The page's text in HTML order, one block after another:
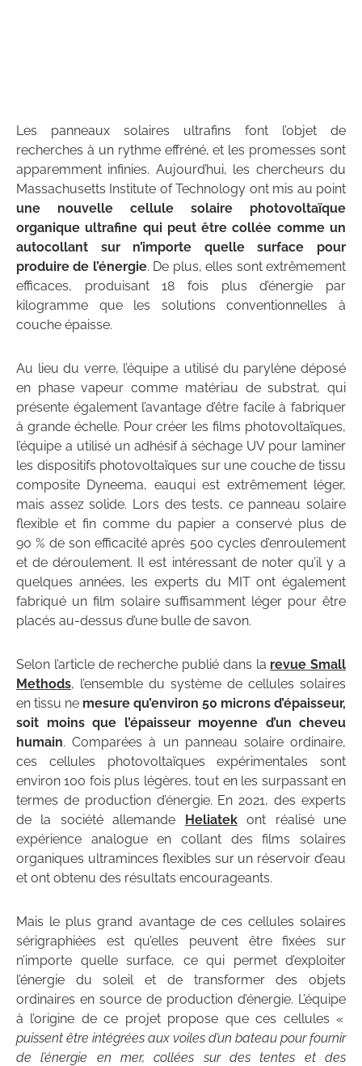
Les panneaux solaires ultrafins font l’objet de
recherches à un rythme effréné, et les promesses sont
apparemment infinies. Aujourd’hui, les chercheurs du
Massachusetts Institute of Technology ont mis au point
une nouvelle cellule solaire photovoltaïque
organique ultrafine qui peut être collée comme un
autocollant sur n’importe quelle surface pour
produire de l’énergie. De plus, elles sont extrêmement
efficaces, produisant 18 fois plus d’énergie par
kilogramme que les solutions conventionnelles à
couche épaisse.
Au lieu du verre, l’équipe a utilisé du parylène déposé
en phase vapeur comme matériau de substrat, qui
présente également l’avantage d’être facile à fabriquer
à grande échelle. Pour créer les films photovoltaïques,
l’équipe a utilisé un adhésif à séchage UV pour laminer
les dispositifs photovoltaïques sur une couche de tissu
composite Dyneema, eauqui est extrêmement léger,
mais assez solide. Lors des tests, ce panneau solaire
flexible et fin comme du papier a conservé plus de
90 % de son efficacité après 500 cycles d’enroulement
et de déroulement. Il est intéressant de noter qu’il y a
quelques années, les experts du MIT ont également
fabriqué un film solaire suffisamment léger pour être
placés au-dessus d’une bulle de savon.
Selon l’article de recherche publié dans la revue Small
Methods, l’ensemble du système de cellules solaires
en tissu ne mesure qu’environ 50 microns d’épaisseur,
soit moins que l’épaisseur moyenne d’un cheveu
humain. Comparées à un panneau solaire ordinaire,
ces cellules photovoltaïques expérimentales sont
environ 100 fois plus légères, tout en les surpassant en
termes de production d’énergie. En 2021, des experts
de la société allemande Heliatekont réalisé une
expérience analogue en collant des films solaires
organiques ultraminces flexibles sur un réservoir d’eau
et ont obtenu des résultats encourageants.
Mais le plus grand avantage de ces cellules solaires
sérigraphiées est qu’elles peuvent être fixées sur
n’importe quelle surface, ce qui permet d’exploiter
l’énergie du soleil et de transformer des objets
ordinaires en source de production d’énergie. L’équipe
à l’origine de ce projet propose que ces cellules «
puissent être intégrées aux voiles d’un bateau pour fournir
de l’énergie en mer, collées sur des tentes et des